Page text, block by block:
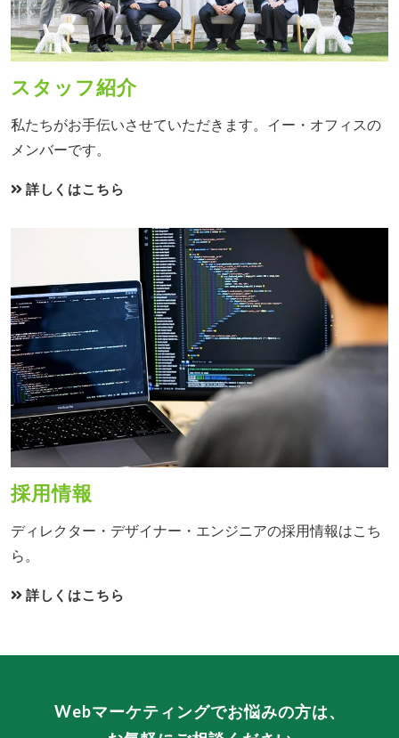
スタッフ紹介
私たちがお手伝いさせていただきます。イー・オフィスの
メンバーです。
詳しくはこちら
採用情報
ディレクター・デザイナー・エンジニアの採用情報はこち
ら。
詳しくはこちら
Webマーケティングでお悩みの方は、